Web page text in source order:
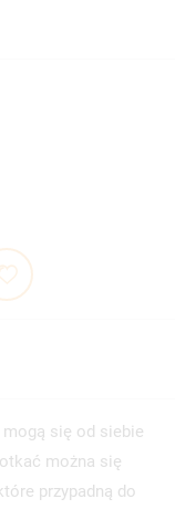
się od siebie
można się
przypadną do